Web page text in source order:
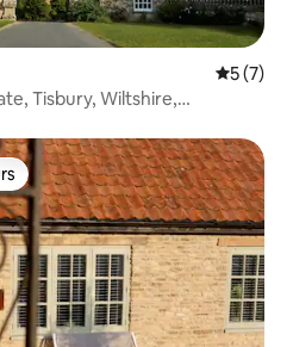
5 (7)
Tisbury, Wiltshire,
les plus appréciés